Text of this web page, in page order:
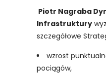
Piotr Nagraba
Infrastruktury
szczegółowe
wzrost
pociągów,